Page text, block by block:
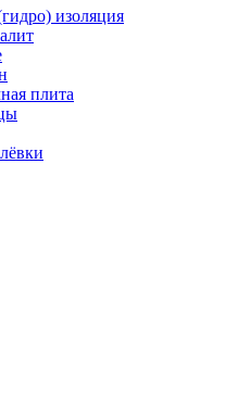
изоляция
плита